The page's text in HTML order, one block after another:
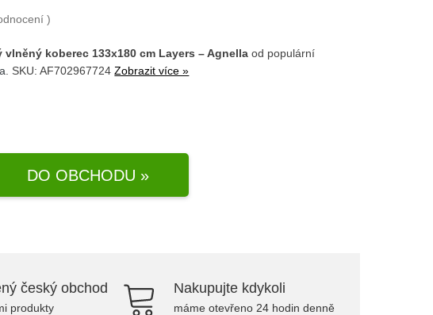
)
vlněný koberec 133x180 cm Layers – Agnella od populární
. SKU: AF702967724Zobrazit více »
DO OBCHODU »
český obchod
produkty
Nakupujte kdykoli
máme otevřeno 24 hodin denně